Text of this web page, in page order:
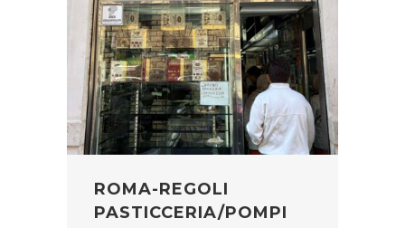
ROMA-REGOLI
PASTICCERIA/POMPI